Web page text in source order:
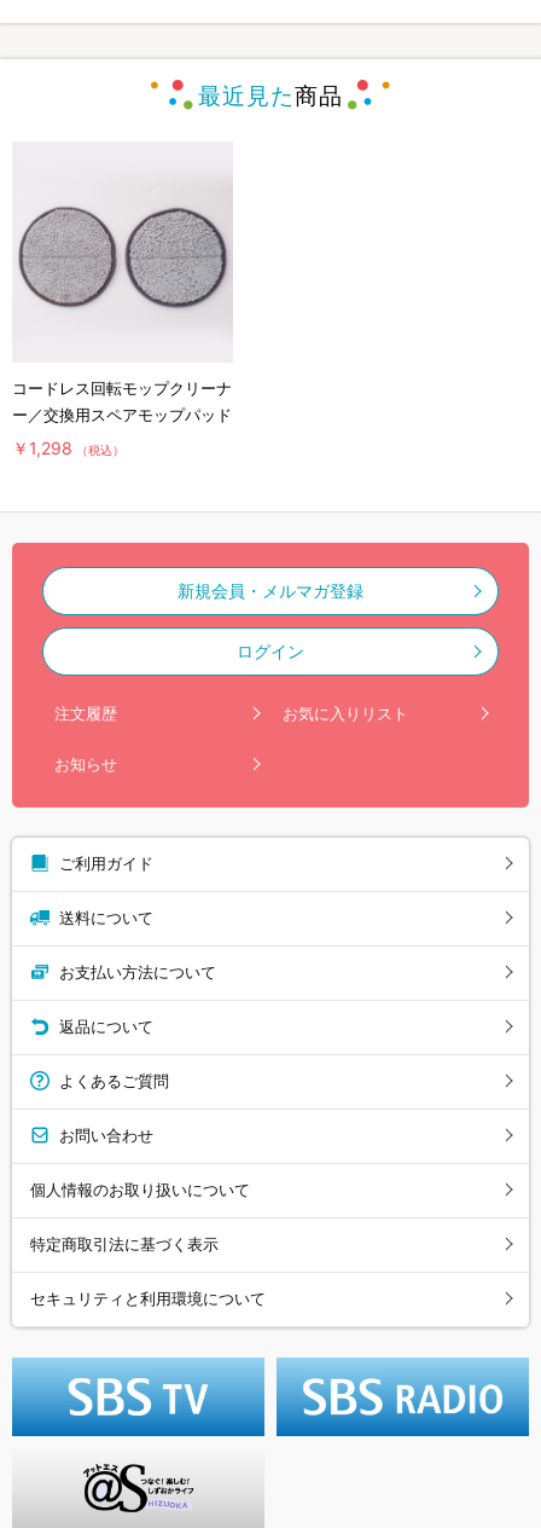
最近見た商品
コードレス回転モップクリーナ
ー／交換用スペアモップパッド
￥1,298 （税込）
新規会員・メルマガ登録
ログイン
注文履歴 お気に入りリスト
お知らせ
ご利用ガイド
送料について
お支払い方法について
返品について
よくあるご質問
お問い合わせ
個人情報のお取り扱いについて
特定商取引法に基づく表示
セキュリティと利用環境について